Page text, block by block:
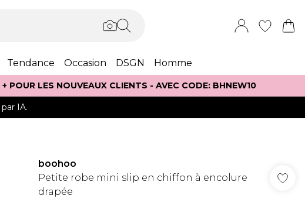
Tendance Occasion DSGN Homme
+ POUR LES NOUVEAUX CLIENTS - AVEC CODE: BHNEW10
IA.
boohoo
Petite robe mini slip en chiffon à encolure
drapée